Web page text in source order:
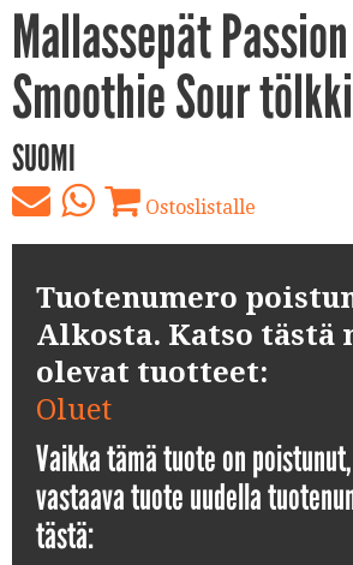
Mallassepät
Smoothie Sour tölkki
SUOMI
Ostoslistalle
Tuotenumero
Alkosta. Katso tästä
olevat tuotteet:
Oluet
Vaikka tämä tuote on
vastaava tuote uudella
tästä: